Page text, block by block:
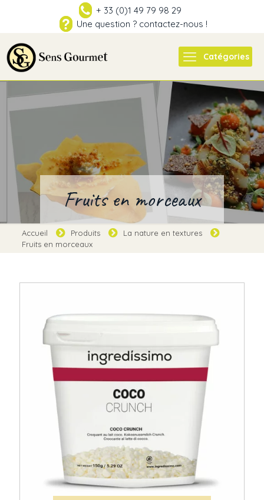
+ 33 (0)1 49 79 98 29
Une question ? contactez-nous !
Catégories
Fruits en morceaux
Accueil Produits
La nature en textures
Fruits en morceaux